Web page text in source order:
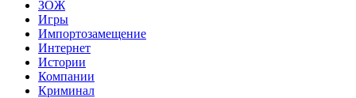
ЗОЖ
Игры
Импортозамещение
Интернет
Истории
Компании
Криминал